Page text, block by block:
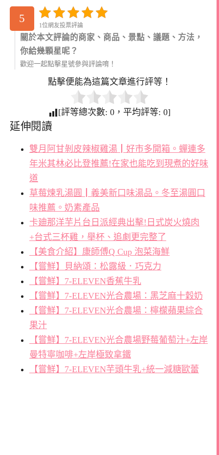
5
1位網友投票評論
關於本文評論的商家、商品、景點、議題、方法，
你給幾顆星呢？
歡迎一起點擊星號參與評論唷！
點擊便能為這篇文章進行評等！
[評等總次數: 0 ，平均評等: 0]
延伸閱讀
雙月阿甘剝皮辣椒雞湯┃好市多開箱。蟬連多
年米其林必比登推薦!在家也能吃到現煮的好味
道
草莓煉乳湯圓┃義美新口味湯品。冬至湯圓口
味推薦。奶素產品
卡廸那洋芋片台日派經典出擊!日式炭火燒肉
+台式三杯雞，舉杯、追劇更完整了
【美食介紹】康師傅Q Cup 泡菜海鮮
【嘗鮮】貝納頌：松露級．巧克力
【嘗鮮】7-ELEVEN香蕉牛乳
【嘗鮮】7-ELEVEN光合農場：黑芝麻十穀奶
【嘗鮮】7-ELEVEN光合農場：檸檬蘋果綜合
果汁
【嘗鮮】7-ELEVEN光合農場野莓葡萄汁+左岸
曼特寧咖啡+左岸極致拿鐵
【嘗鮮】7-ELEVEN芋頭牛乳+統一減糖歐蕾